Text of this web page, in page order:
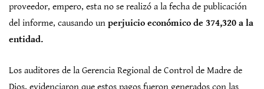
proveedor, empero, esta no se realizó a la fecha de publicación
del informe, causando un perjuicio económico de 374,320 a la
entidad.
Los auditores de la Gerencia Regional de Control de Madre de